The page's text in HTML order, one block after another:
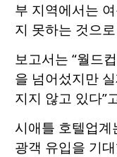
부 지역에서는
지 못하는 것으
보고서는 “월드
을 넘어섰지만
지지 않고 있다”
시애틀 호텔업
광객 유입을 기